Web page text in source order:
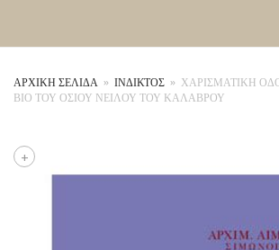
ΑΡΧΙΚΉ ΣΕΛΊΔΑ » ΙΝΔΙΚΤΟΣ » ΧΑΡΙΣΜΑΤΙΚΗ
ΒΙΟ ΤΟΥ ΟΣΙΟΥ ΝΕΙΛΟΥ ΤΟΥ ΚΑΛΑΒΡΟΥ
+